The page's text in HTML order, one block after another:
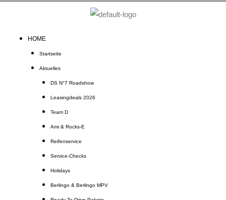
HOME
Startseite
Aktuelles
DS N°7 Roadshow
Leasingdeals 2026
Team D
Ami & Rocks-E
Reifenservice
Service-Checks
Holidays
Berlingo & Berlingo MPV